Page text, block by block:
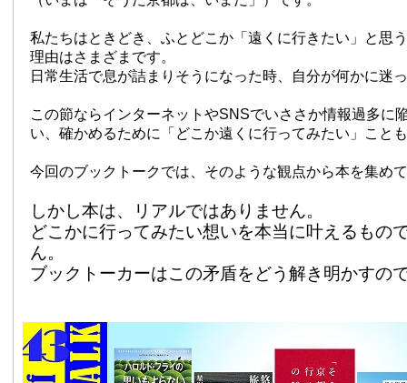
私たちはときどき、ふとどこか「遠くに行きたい」と思
理由はさまざまです。
日常生活で息が詰まりそうになった時、自分が何かに迷
この節ならインターネットやSNSでいささか情報過多に
い、確かめるために「どこか遠くに行ってみたい」こと
今回のブックトークでは、そのような観点から本を集め
しかし本は、リアルではありません。
どこかに行ってみたい想いを本当に叶えるもの
ん。
ブックトーカーはこの矛盾をどう解き明かすの